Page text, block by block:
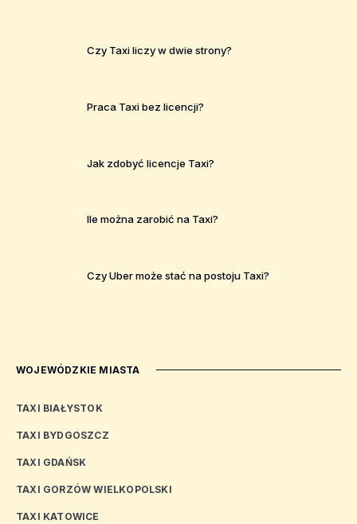
Czy Taxi liczy w dwie strony?
Praca Taxi bez licencji?
Jak zdobyć licencje Taxi?
Ile można zarobić na Taxi?
Czy Uber może stać na postoju Taxi?
WOJEWÓDZKIE MIASTA
TAXI BIAŁYSTOK
TAXI BYDGOSZCZ
TAXI GDAŃSK
TAXI GORZÓW WIELKOPOLSKI
TAXI KATOWICE